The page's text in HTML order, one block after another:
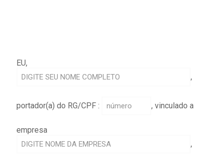
EU,
,
portador(a) do RG/CPF : , vinculado a
empresa
,